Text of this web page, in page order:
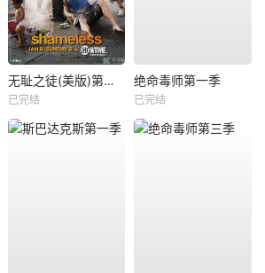
无耻之徒(美版)第二季
已完结
绝命毒师第一季
已完结